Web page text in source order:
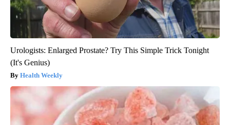
Urologists: Enlarged Prostate? Try This Simple Trick Tonight
(It's Genius)
Health Weekly